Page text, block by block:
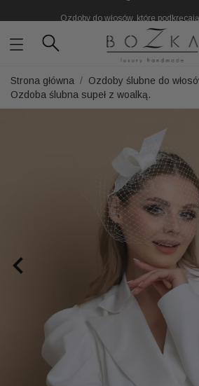
Powstają w Polsce z dużym
Twój znak rozpoznawczy. Nie
Strona główna Ozdoby ślubne do
Ozdoba ślubna supeł z woalką.
